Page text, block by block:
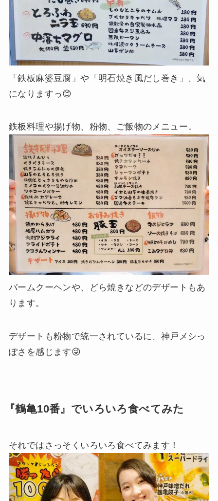
「鉄板麻婆豆腐」や「明石焼き風だし巻き」、気
になりますっ😊
鉄板料理や揚げ物、粉物、ご飯物のメニュー↓
バームクーヘンや、どら焼きなどのデザートもあ
ります。
デザートも粉物で統一されているに、神戸メシっ
ぽさを感じます😜
『鶴亀10番』でいろいろ食べてみた
それではさっそくいろいろ食べてみます！